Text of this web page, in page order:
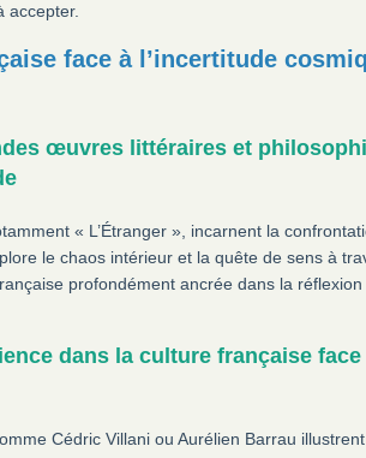
accepter.
face à l’incertitude
œuvres littéraires et
« L’Étranger », incarnent la
le chaos intérieur et la quête de sens à
profondément ancrée dans la
dans la culture française
Cédric Villani ou Aurélien Barrau